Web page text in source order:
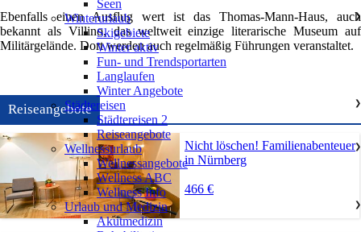
Ebenfalls einen Ausflug wert ist das Thomas-Mann-Haus, auch
bekannt als Villino, das weltweit einzige literarische Museum auf
Militärgelände. Dort werden auch regelmäßig Führungen veranstaltet.
Reiseangebote
Nicht löschen! Familienabenteuer
in Nürnberg
466 €
Seen
Winterurlaub
❯
Skigebiete
Winter aktiv
Fun- und Trendsportarten
Langlaufen
Winter Angebote
Städtereisen
❯
Städtereisen 2
Reiseangebote
Wellnessurlaub
❯
Wellnessangebote
Wellness ABC
Wellness Info
Urlaub und Medizin
❯
Akutmedizin